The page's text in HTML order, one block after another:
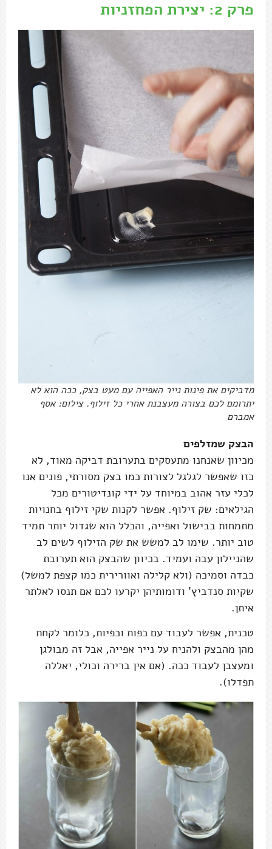
פרק 2: יצירת הפחזניות
מדביקים את פינות נייר האפייה עם מעט בצק, ככה הוא לא
יתרומם לכם בצורה מעצבנת אחרי כל זילוף. צילום: אסף
אמברם
הבצק שמזלפים
מכיוון שאנחנו מתעסקים בתערובת דביקה מאוד, לא
כזו שאפשר לגלגל לצורות כמו בצק מסורתי, פונים אנו
לכלי עזר אהוב במיוחד על ידי קונדיטורים מכל
הגילאים: שק זילוף. אפשר לקנות שקי זילוף בחנויות
מתמחות בבישול ואפייה, והכלל הוא שגדול יותר תמיד
טוב יותר. שימו לב למשש את שק הזילוף לשים לב
שהניילון עבה ועמיד. בכיוון שהבצק הוא תערובת
כבדה וסמיכה (ולא קלילה ואוורירית כמו קצפת למשל)
שקיות סנדביץ' ודומותיהן יקרעו לכם אם תנסו לאלתר
איתן.
טכנית, אפשר לעבוד עם כפות וכפיות, כלומר לקחת
מהן מהבצק ולהניח על נייר אפייה, אבל זה מבולגן
ומעצבן לעבוד ככה. (אם אין ברירה וכולי, יאללה
תפדלו).